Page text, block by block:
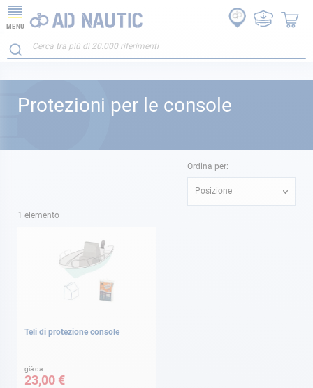
MENU
Protezioni per le console
1 elemento
Ordina per:
Posizione
Teli di protezione console
già da
23,00 €